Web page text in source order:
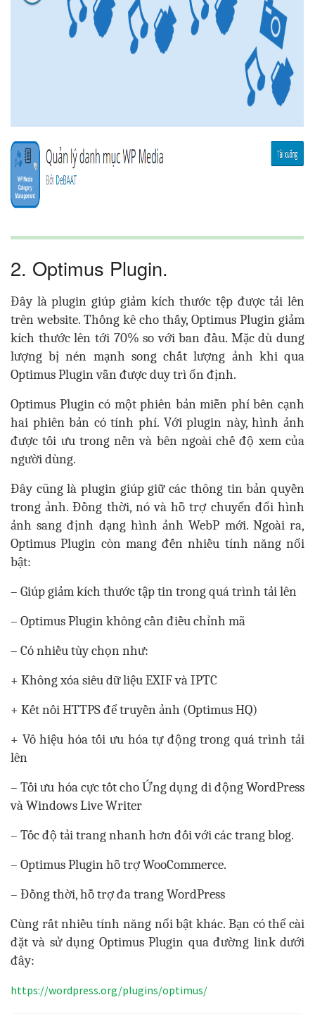
2. Optimus Plugin.
Đây là plugin giúp giảm kích thước tệp được tải lên
trên website. Thống kê cho thấy, Optimus Plugin giảm
kích thước lên tới 70% so với ban đầu. Mặc dù dung
lượng bị nén mạnh song chất lượng ảnh khi qua
Optimus Plugin vẫn được duy trì ổn định.
Optimus Plugin có một phiên bản miễn phí bên cạnh
hai phiên bản có tính phí. Với plugin này, hình ảnh
được tối ưu trong nền và bên ngoài chế độ xem của
người dùng.
Đây cũng là plugin giúp giữ các thông tin bản quyền
trong ảnh. Đồng thời, nó và hỗ trợ chuyển đổi hình
ảnh sang định dạng hình ảnh WebP mới. Ngoài ra,
Optimus Plugin còn mang đến nhiều tính năng nổi
bật:
– Giúp giảm kích thước tập tin trong quá trình tải lên
– Optimus Plugin không cần điều chỉnh mã
– Có nhiều tùy chọn như:
+ Không xóa siêu dữ liệu EXIF ​​và IPTC
+ Kết nối HTTPS để truyền ảnh (Optimus HQ)
+ Vô hiệu hóa tối ưu hóa tự động trong quá trình tải
lên
– Tối ưu hóa cực tốt cho Ứng dụng di động WordPress
và Windows Live Writer
– Tốc độ tải trang nhanh hơn đối với các trang blog.
– Optimus Plugin hỗ trợ WooCommerce.
– Đồng thời, hỗ trợ đa trang WordPress
Cùng rất nhiều tính năng nổi bật khác. Bạn có thể cài
đặt và sử dụng Optimus Plugin qua đường link dưới
đây:
https://wordpress.org/plugins/optimus/